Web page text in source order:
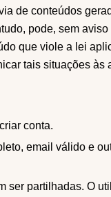
de conteúdos
pode, sem
que viole a lei
tais situações às
conta.
email válido e
ser partilhadas. O